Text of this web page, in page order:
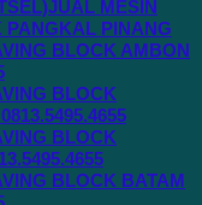
MESIN
PANGKAL PINANG
BLOCK AMBON
BLOCK
BLOCK
BLOCK BATAM